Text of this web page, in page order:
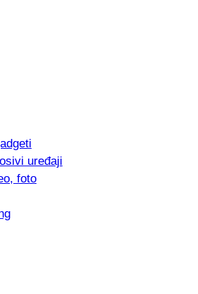
Jović, fotograf -
uređaji
foto